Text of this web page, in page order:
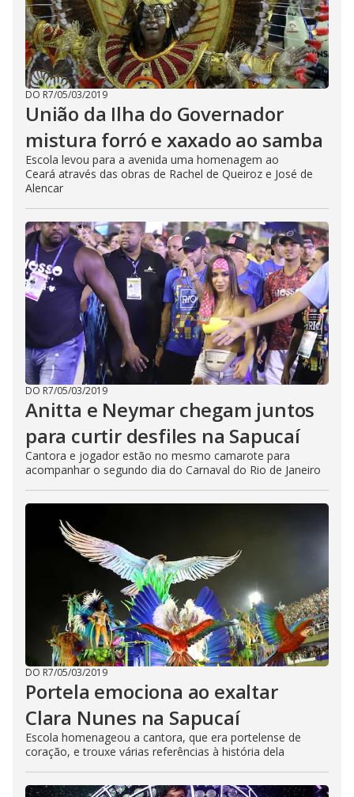
DO R7/05/03/2019
União da Ilha do Governador
mistura forró e xaxado ao samba
Escola levou para a avenida uma homenagem ao
Ceará através das obras de Rachel de Queiroz e José de
Alencar
DO R7/05/03/2019
Anitta e Neymar chegam juntos
para curtir desfiles na Sapucaí
Cantora e jogador estão no mesmo camarote para
acompanhar o segundo dia do Carnaval do Rio de Janeiro
DO R7/05/03/2019
Portela emociona ao exaltar
Clara Nunes na Sapucaí
Escola homenageou a cantora, que era portelense de
coração, e trouxe várias referências à história dela